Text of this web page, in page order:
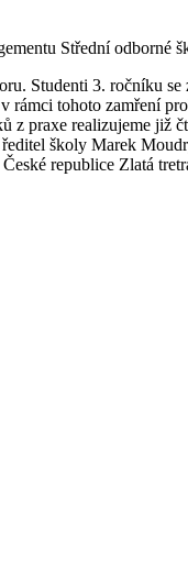
Střední
Studenti 3. ročníku
rámci tohoto zamření
praxe realizujeme již
školy Marek
republice Zlatá